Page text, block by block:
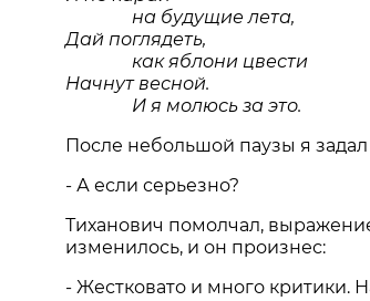
на будущие лета,
Дай поглядеть,
как яблони цвести
Начнут весной.
И я молюсь за это.
После небольшой паузы я
- А если серьезно?
Тиханович помолчал,
изменилось, и он произнес:
- Жестковато и много критики.